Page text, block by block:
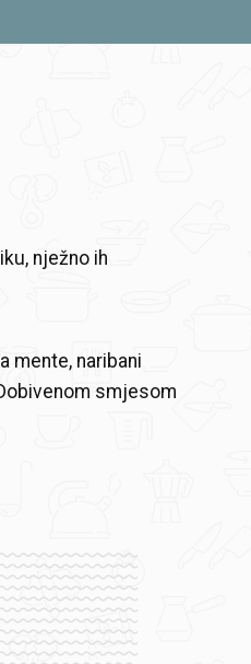
nježno ih
mente, naribani
smjesom